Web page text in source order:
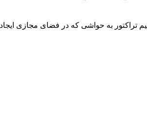
تراکتور به حواشی که در فضای مجازی